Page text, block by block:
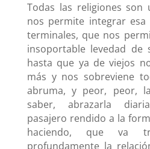
Todas las religiones son
nos permite integrar
terminales, que nos
insoportable levedad
hasta que ya de viejos
más y nos sobreviene
abruma, y peor, peor,
saber, abrazarla
pasajero rendido a la
haciendo, que va
profundamente la